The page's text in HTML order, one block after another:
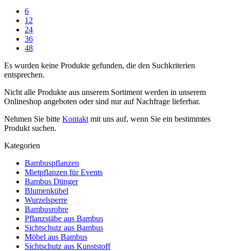
6
12
24
36
48
Es wurden keine Produkte gefunden, die den Suchkriterien
entsprechen.
Nicht alle Produkte aus unserem Sortiment werden in unserem
Onlineshop angeboten oder sind nur auf Nachfrage lieferbar.
Nehmen Sie bitte Kontakt mit uns auf, wenn Sie ein bestimmtes
Produkt suchen.
Kategorien
Bambuspflanzen
Mietpflanzen für Events
Bambus Dünger
Blumenkübel
Wurzelsperre
Bambusrohre
Pflanzstäbe aus Bambus
Sichtschutz aus Bambus
Möbel aus Bambus
Sichtschutz aus Kunststoff